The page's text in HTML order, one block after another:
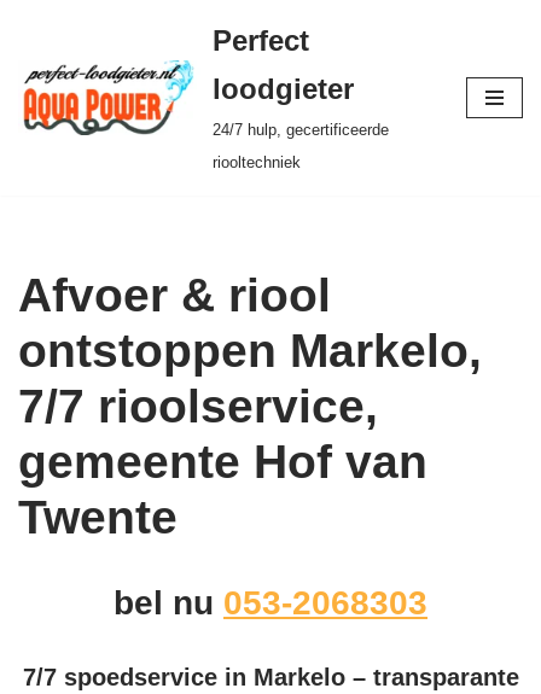
Ga
naar
de
Perfect
loodgieter
24/7 hulp, gecertificeerde
riooltechniek
Afvoer & riool
ontstoppen Markelo,
7/7 rioolservice,
gemeente Hof van
Twente
bel nu 053-2068303
7/7 spoedservice in Markelo – transparante